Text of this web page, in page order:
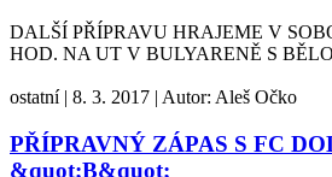
DALŠÍ PŘÍPRAVU HRAJEME V
HOD. NA UT V BULYARENĚ S
ostatní | 8. 3. 2017 | Autor: Aleš Očko
PŘÍPRAVNÝ ZÁPAS S FC
&quot;B&quot;